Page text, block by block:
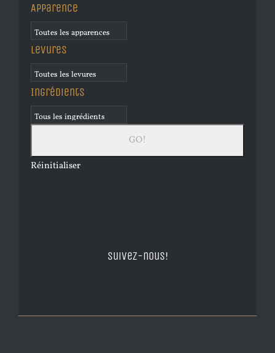
Apparence
Levures
Ingrédients
Réinitialiser
Suivez-nous!